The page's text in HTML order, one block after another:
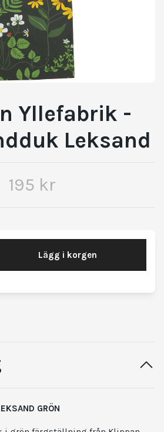
Yllefabrik -
Leksand
195 kr
Lägg i korgen
GRÖN